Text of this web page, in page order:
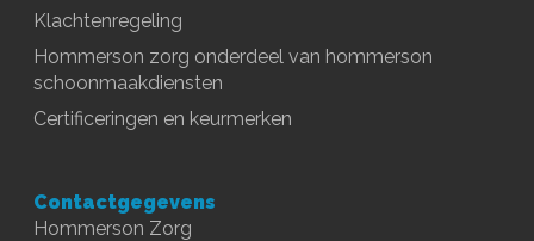
Klachtenregeling
Hommerson zorg onderdeel van hommerson
schoonmaakdiensten
Certificeringen en keurmerken
Contactgegevens
Hommerson Zorg